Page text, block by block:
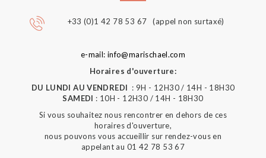
+33 (0)1 42 78 53 67 (appel non surtaxé)
e-mail: info@marischael.com
Horaires d'ouverture:
DU LUNDI AU VENDREDI : 9H - 12H30 / 14H - 18H30
SAMEDI : 10H - 12H30 / 14H - 18H30
Si vous souhaitez nous rencontrer en dehors de ces
horaires d'ouverture,
nous pouvons vous accueillir sur rendez-vous en
appelant au 01 42 78 53 67